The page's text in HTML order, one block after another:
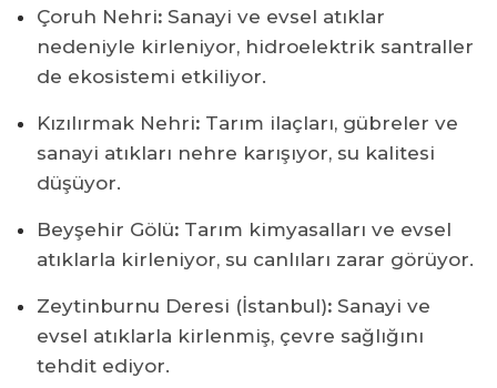
Çoruh Nehri: Sanayi ve evsel atıklar
nedeniyle kirleniyor, hidroelektrik santraller
de ekosistemi etkiliyor.
Kızılırmak Nehri: Tarım ilaçları, gübreler ve
sanayi atıkları nehre karışıyor, su kalitesi
düşüyor.
Beyşehir Gölü: Tarım kimyasalları ve evsel
atıklarla kirleniyor, su canlıları zarar görüyor.
Zeytinburnu Deresi (İstanbul): Sanayi ve
evsel atıklarla kirlenmiş, çevre sağlığını
tehdit ediyor.